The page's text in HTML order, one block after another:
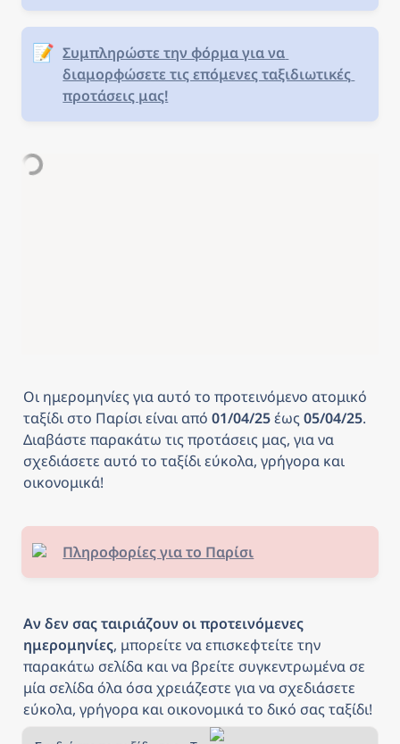
📝 Συμπληρώστε την φόρμα για να
διαμορφώσετε τις επόμενες ταξιδιωτικές
προτάσεις μας!
Οι ημερομηνίες για αυτό το προτεινόμενο ατομικό
ταξίδι στο Παρίσιείναι από 01/04/25 έως 05/04/25.
Διαβάστε παρακάτω τις προτάσεις μας, για να
σχεδιάσετε αυτό το ταξίδι εύκολα, γρήγορα και
οικονομικά!
Πληροφορίες για το Παρίσι
Αν δεν σας ταιριάζουν οι προτεινόμενες
ημερομηνίες, μπορείτε να επισκεφτείτε την
παρακάτω σελίδα και να βρείτε συγκεντρωμένα σε
μία σελίδα όλα όσα χρειάζεστε για να σχεδιάσετε
εύκολα, γρήγορα και οικονομικά το δικό σας ταξίδι!